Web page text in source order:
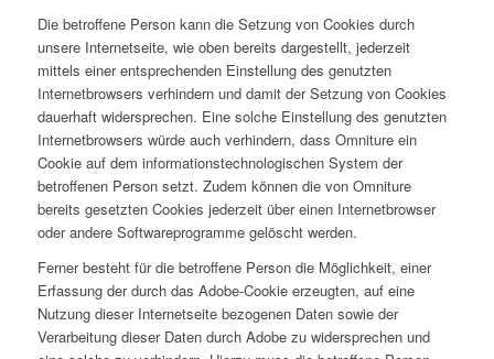
Die betroffene Person kann die Setzung von Cookies durch
unsere Internetseite, wie oben bereits dargestellt, jederzeit
mittels einer entsprechenden Einstellung des genutzten
Internetbrowsers verhindern und damit der Setzung von Cookies
dauerhaft widersprechen. Eine solche Einstellung des genutzten
Internetbrowsers würde auch verhindern, dass Omniture ein
Cookie auf dem informationstechnologischen System der
betroffenen Person setzt. Zudem können die von Omniture
bereits gesetzten Cookies jederzeit über einen Internetbrowser
oder andere Softwareprogramme gelöscht werden.
Ferner besteht für die betroffene Person die Möglichkeit, einer
Erfassung der durch das Adobe-Cookie erzeugten, auf eine
Nutzung dieser Internetseite bezogenen Daten sowie der
Verarbeitung dieser Daten durch Adobe zu widersprechen und